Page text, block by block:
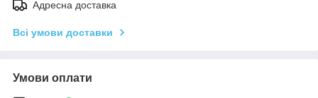
Адресна доставка
Всі умови доставки
Умови оплати